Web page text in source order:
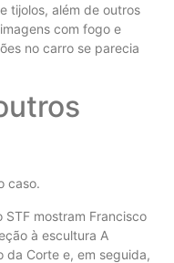
tijolos, além de outros
com fogo e
no carro se parecia
caso.
mostram Francisco
à escultura A
Corte e, em seguida,